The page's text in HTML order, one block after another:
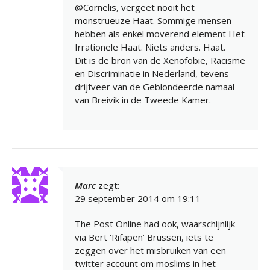
@Cornelis, vergeet nooit het
monstrueuze Haat. Sommige mensen
hebben als enkel moverend element Het
Irrationele Haat. Niets anders. Haat.
Dit is de bron van de Xenofobie, Racisme
en Discriminatie in Nederland, tevens
drijfveer van de Geblondeerde namaal
van Breivik in de Tweede Kamer.
Marc zegt:
29 september 2014 om 19:11
The Post Online had ook, waarschijnlijk
via Bert ‘Rifapen’ Brussen, iets te
zeggen over het misbruiken van een
twitter account om moslims in het